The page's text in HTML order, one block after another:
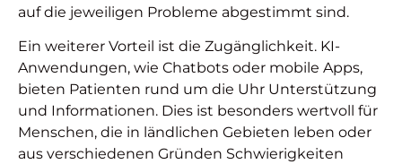
auf die jeweiligen Probleme abgestimmt sind.
Ein weiterer Vorteil ist die Zugänglichkeit. KI-
Anwendungen, wie Chatbots oder mobile Apps,
bieten Patienten rund um die Uhr Unterstützung
und Informationen. Dies ist besonders wertvoll für
Menschen, die in ländlichen Gebieten leben oder
aus verschiedenen Gründen Schwierigkeiten